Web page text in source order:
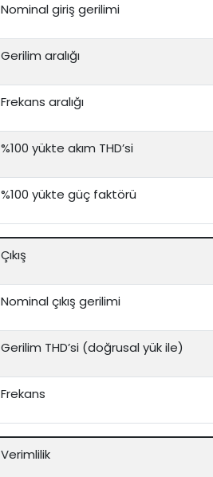
Nominal giriş gerilimi
Gerilim aralığı
Frekans aralığı
%100 yükte akım THD’si
%100 yükte güç faktörü
Çıkış
Nominal çıkış gerilimi
Gerilim THD’si (doğrusal yük ile)
Frekans
Verimlilik